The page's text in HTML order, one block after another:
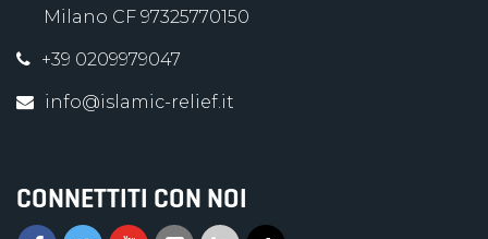
Milano CF 97325770150
+39 0209979047
info@islamic-relief.it
CONNETTITI CON NOI